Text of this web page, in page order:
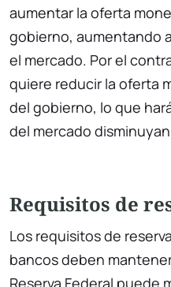
aumentar la oferta
gobierno, aumentando
el mercado. Por el
quiere reducir la oferta
del gobierno, lo que
del mercado
Requisitos de
Los requisitos de
bancos deben
Reserva Federal puede